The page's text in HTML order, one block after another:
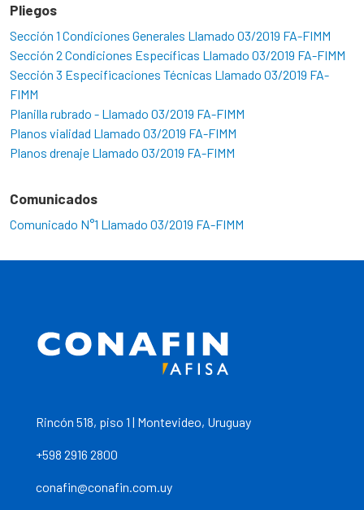
Pliegos
Sección 1 Condiciones Generales Llamado 03/2019 FA-FIMM
Sección 2 Condiciones Específicas Llamado 03/2019 FA-FIMM
Sección 3 Especificaciones Técnicas Llamado 03/2019 FA-
FIMM
Planilla rubrado - Llamado 03/2019 FA-FIMM
Planos vialidad Llamado 03/2019 FA-FIMM
Planos drenaje Llamado 03/2019 FA-FIMM
Comunicados
Comunicado N°1 Llamado 03/2019 FA-FIMM
Rincón 518, piso 1 | Montevideo, Uruguay
+598 2916 2800
conafin@conafin.com.uy